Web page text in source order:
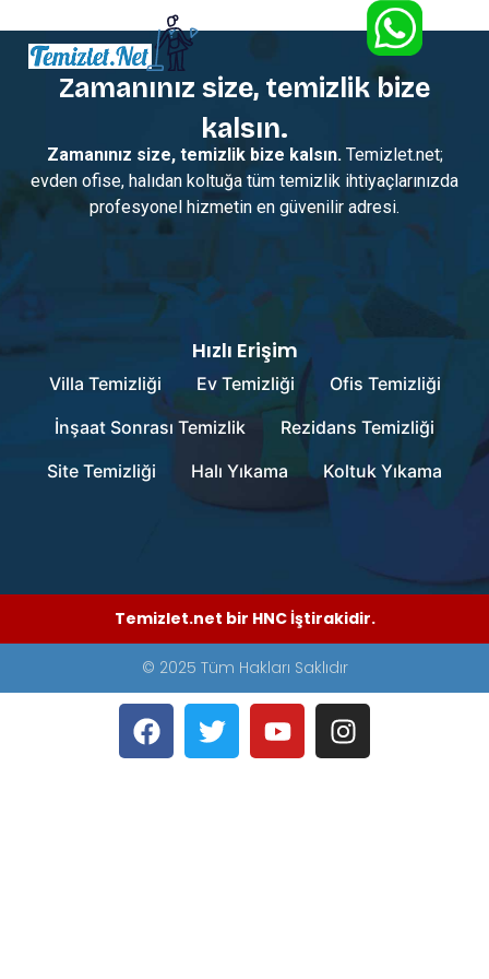
Zamanınız size, temizlik bize
kalsın.
Zamanınız size, temizlik bize kalsın.Temizlet.net;
evden ofise, halıdan koltuğa tüm temizlik ihtiyaçlarınızda
profesyonel hizmetin en güvenilir adresi.
Hızlı Erişim
Villa Temizliği Ev Temizliği
Ofis Temizliği
İnşaat Sonrası Temizlik
Rezidans Temizliği
Site Temizliği
Halı Yıkama Koltuk Yıkama
Temizlet.net bir HNC İştirakidir.
© 2025 Tüm Hakları Saklıdır